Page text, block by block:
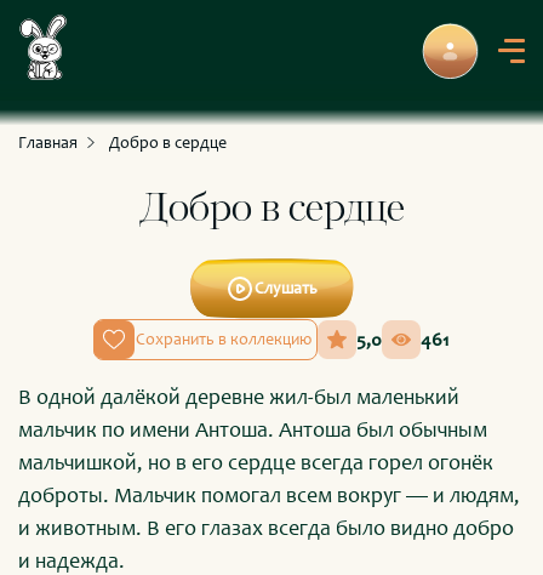
Для умных и любознательных
Главная Добро в сердце
Добро в сердце
Слушать
Сохранить в коллекцию 5,0 461
В одной далёкой деревне жил-был маленький
мальчик по имени Антоша. Антоша был обычным
мальчишкой, но в его сердце всегда горел огонёк
доброты. Мальчик помогал всем вокруг — и людям,
и животным. В его глазах всегда было видно добро
и надежда.